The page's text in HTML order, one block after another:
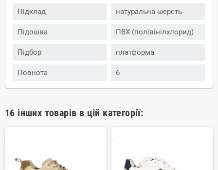
Підклад натуральна шерсть
Підошва ПВХ (полівінілхлорид)
Підбор платформа
Повнота 6
16 інших товарів в цій категорії: